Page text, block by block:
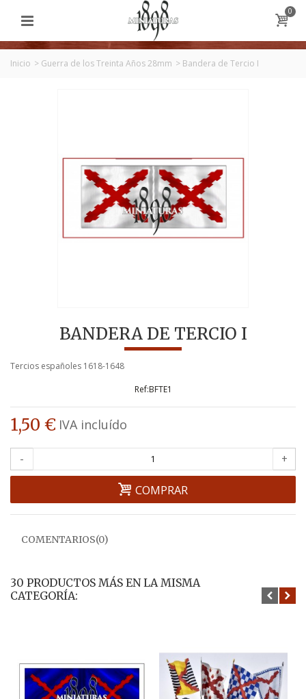
0
Inicio > Guerra de los Treinta Años 28mm > Bandera de Tercio I
BANDERA DE TERCIO I
Tercios españoles 1618-1648
BFTE1
1,50 € IVA incluído
- +
COMPRAR
COMENTARIOS(0)
30 PRODUCTOS MÁS EN LA MISMA
CATEGORÍA: